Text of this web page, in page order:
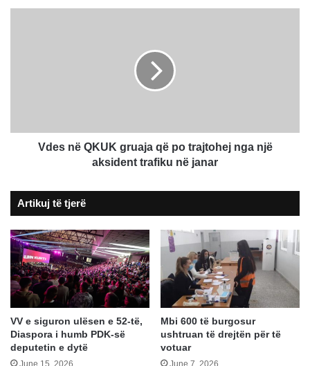
një
aksident
janar
Vdes në QKUK gruaja që po trajtohej nga një
aksident trafiku në janar
Artikuj të tjerë
VV e siguron ulësen e 52-të,
Diaspora i humb PDK-së
deputetin e dytë
Mbi 600 të burgosur
ushtruan të drejtën për të
votuar